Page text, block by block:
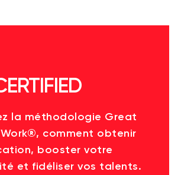
la méthodologie Great
Work®, comment obtenir
booster votre
et fidéliser vos talents.